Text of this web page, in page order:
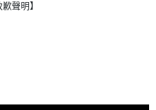
聲明】